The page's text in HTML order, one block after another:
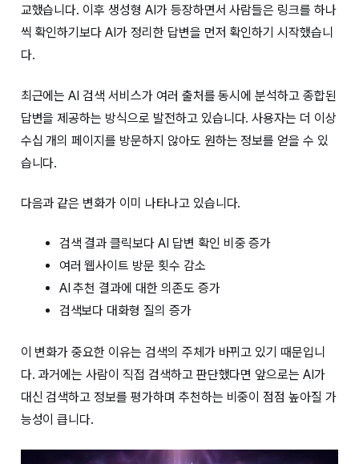
교했습니다. 이후 생성형 AI가 등장하면서 사람들은 링크를 하나
씩 확인하기보다 AI가 정리한 답변을 먼저 확인하기 시작했습니
다.
최근에는 AI 검색 서비스가 여러 출처를 동시에 분석하고 종합된
답변을 제공하는 방식으로 발전하고 있습니다. 사용자는 더 이상
수십 개의 페이지를 방문하지 않아도 원하는 정보를 얻을 수 있
습니다.
다음과 같은 변화가 이미 나타나고 있습니다.
검색 결과 클릭보다 AI 답변 확인 비중 증가
여러 웹사이트 방문 횟수 감소
AI 추천 결과에 대한 의존도 증가
검색보다 대화형 질의 증가
이 변화가 중요한 이유는 검색의 주체가 바뀌고 있기 때문입니
다. 과거에는 사람이 직접 검색하고 판단했다면 앞으로는 AI가
대신 검색하고 정보를 평가하며 추천하는 비중이 점점 높아질 가
능성이 큽니다.